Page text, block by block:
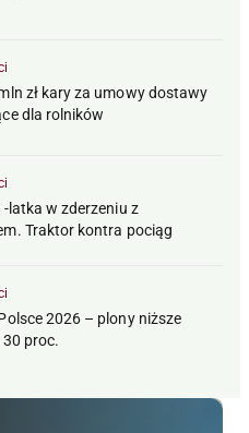
zł kary za umowy dostawy
dla rolników
latka w zderzeniu z
Traktor kontra pociąg
2026 – plony niższe
proc.